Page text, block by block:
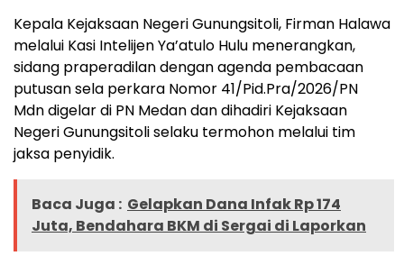
Kepala Kejaksaan Negeri Gunungsitoli, Firman Halawa
melalui Kasi Intelijen Ya’atulo Hulu menerangkan,
sidang praperadilan dengan agenda pembacaan
putusan sela perkara Nomor 41/Pid.Pra/2026/PN
Mdn digelar di PN Medan dan dihadiri Kejaksaan
Negeri Gunungsitoli selaku termohon melalui tim
jaksa penyidik.
Baca Juga : Gelapkan Dana Infak Rp 174
Juta, Bendahara BKM di Sergai di Laporkan